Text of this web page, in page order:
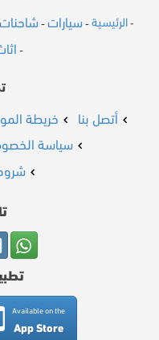
- الرئيسية - سيارات - شاحنات
-
أتصل بنا خريطة
سياسة
Available on the
App Store